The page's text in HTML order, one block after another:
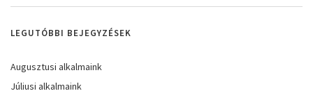
LEGUTÓBBI BEJEGYZÉSEK
Augusztusi alkalmaink
Júliusi alkalmaink